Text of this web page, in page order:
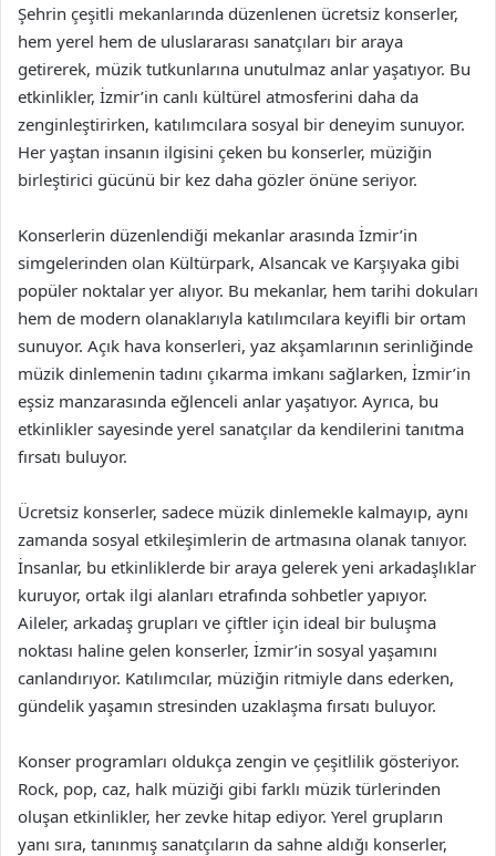
Şehrin çeşitli mekanlarında düzenlenen ücretsiz konserler,
hem yerel hem de uluslararası sanatçıları bir araya
getirerek, müzik tutkunlarına unutulmaz anlar yaşatıyor. Bu
etkinlikler, İzmir’in canlı kültürel atmosferini daha da
zenginleştirirken, katılımcılara sosyal bir deneyim sunuyor.
Her yaştan insanın ilgisini çeken bu konserler, müziğin
birleştirici gücünü bir kez daha gözler önüne seriyor.
Konserlerin düzenlendiği mekanlar arasında İzmir’in
simgelerinden olan Kültürpark, Alsancak ve Karşıyaka gibi
popüler noktalar yer alıyor. Bu mekanlar, hem tarihi dokuları
hem de modern olanaklarıyla katılımcılara keyifli bir ortam
sunuyor. Açık hava konserleri, yaz akşamlarının serinliğinde
müzik dinlemenin tadını çıkarma imkanı sağlarken, İzmir’in
eşsiz manzarasında eğlenceli anlar yaşatıyor. Ayrıca, bu
etkinlikler sayesinde yerel sanatçılar da kendilerini tanıtma
fırsatı buluyor.
Ücretsiz konserler, sadece müzik dinlemekle kalmayıp, aynı
zamanda sosyal etkileşimlerin de artmasına olanak tanıyor.
İnsanlar, bu etkinliklerde bir araya gelerek yeni arkadaşlıklar
kuruyor, ortak ilgi alanları etrafında sohbetler yapıyor.
Aileler, arkadaş grupları ve çiftler için ideal bir buluşma
noktası haline gelen konserler, İzmir’in sosyal yaşamını
canlandırıyor. Katılımcılar, müziğin ritmiyle dans ederken,
gündelik yaşamın stresinden uzaklaşma fırsatı buluyor.
Konser programları oldukça zengin ve çeşitlilik gösteriyor.
Rock, pop, caz, halk müziği gibi farklı müzik türlerinden
oluşan etkinlikler, her zevke hitap ediyor. Yerel grupların
yanı sıra, tanınmış sanatçıların da sahne aldığı konserler,